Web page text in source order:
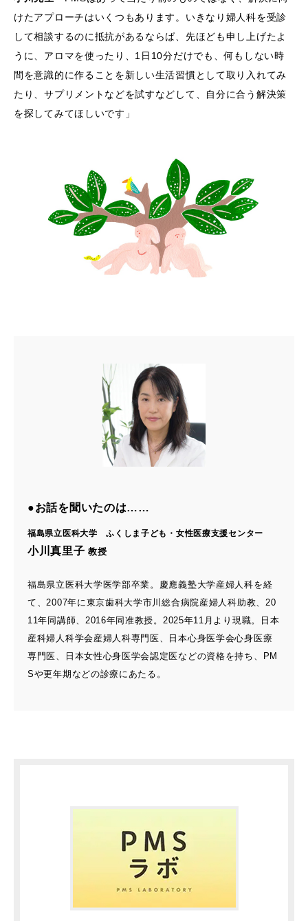
けたアプローチはいくつもあります。いきなり婦人科を受診
して相談するのに抵抗があるならば、先ほども申し上げたよ
うに、アロマを使ったり、1日10分だけでも、何もしない時
間を意識的に作ることを新しい生活習慣として取り入れてみ
たり、サプリメントなどを試すなどして、自分に合う解決策
を探してみてほしいです」
●お話を聞いたのは……
福島県立医科大学 ふくしま子ども・女性医療支援センター
小川真里子教授
福島県立医科大学医学部卒業。慶應義塾大学産婦人科を経
て、2007年に東京歯科大学市川総合病院産婦人科助教、20
11年同講師、2016年同准教授。2025年11月より現職。日本
産科婦人科学会産婦人科専門医、日本心身医学会心身医療
専門医、日本女性心身医学会認定医などの資格を持ち、PM
Sや更年期などの診療にあたる。